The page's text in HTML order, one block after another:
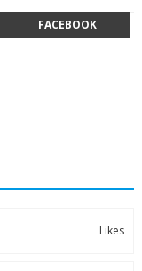
FACEBOOK
Likes